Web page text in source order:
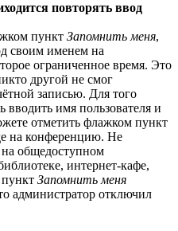
повторять ввод
пункт Запомнить меня,
своим именем на
ограниченное время. Это
другой не смог
записью. Для того
вводить имя пользователя и
отметить флажком пункт
на конференцию. Не
на общедоступном
интернет-кафе,
Запомнить меня
администратор отключил